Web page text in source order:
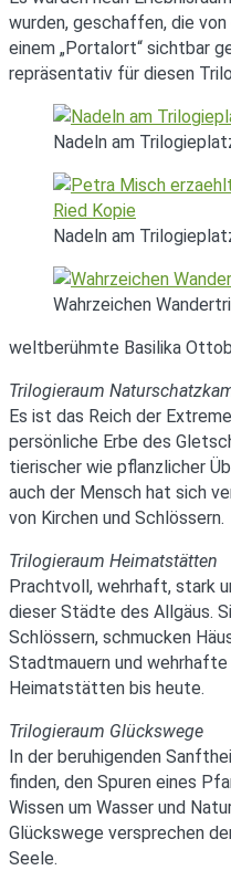
wurden, geschaffen, die
einem „Portalort“ sichtbar
repräsentativ für diesen
Nadeln am
Nadeln am
Wahrzeichen
weltberühmte Basilika
Trilogieraum
Es ist das Reich der
persönliche Erbe des
tierischer wie pflanzlicher
auch der Mensch hat sich
von Kirchen und Schlössern.
Trilogieraum Heimatstätten
Prachtvoll, wehrhaft, stark
dieser Städte des Allgäus.
Schlössern, schmucken
Stadtmauern und
Heimatstätten bis heute.
Trilogieraum Glückswege
In der beruhigenden
finden, den Spuren eines
Wissen um Wasser und
Glückswege versprechen
Seele.